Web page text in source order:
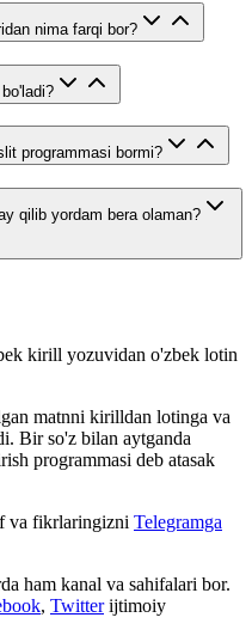
nima farqi bor?
programmasi bormi?
qilib yordam bera olaman?
kirill yozuvidan o'zbek lotin
matnni kirilldan lotinga va
Bir so'z bilan aytganda
programmasi deb atasak
va fikrlaringizni Telegramga
ham kanal va sahifalari bor.
, Twitter ijtimoiy